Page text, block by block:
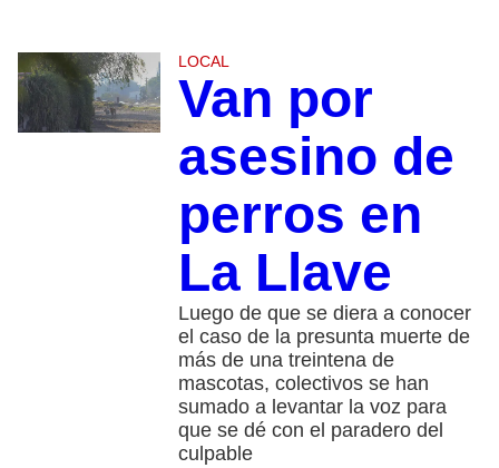
LOCAL
Van por
asesino de
perros en
La Llave
Luego de que se diera a conocer
el caso de la presunta muerte de
más de una treintena de
mascotas, colectivos se han
sumado a levantar la voz para
que se dé con el paradero del
culpable